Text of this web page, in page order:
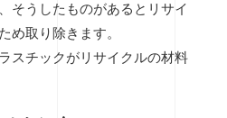
そうしたものがあるとリサイ
め取り除きます。
スチックがリサイクルの材料